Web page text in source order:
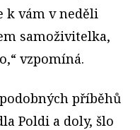
k vám v neděli
samoživitelka,
vzpomíná.
příběhů
Poldi a doly, šlo